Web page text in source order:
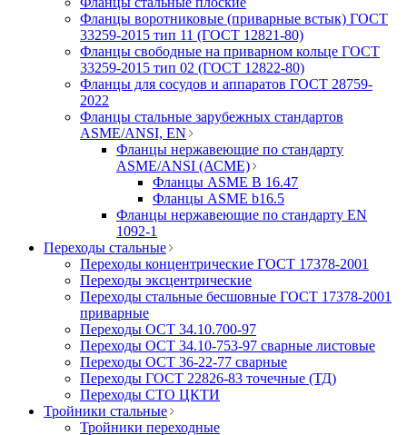
Фланцы воротниковые (приварные встык) ГОСТ
33259-2015 тип 11 (ГОСТ 12821-80)
Фланцы свободные на приварном кольце ГОСТ
33259-2015 тип 02 (ГОСТ 12822-80)
Фланцы для сосудов и аппаратов ГОСТ 28759-
2022
Фланцы стальные зарубежных стандартов
ASME/ANSI, EN
Фланцы нержавеющие по стандарту
ASME/ANSI (АСМЕ)
Фланцы ASME B 16.47
Фланцы ASME b16.5
Фланцы нержавеющие по стандарту EN
1092-1
Переходы стальные
Переходы концентрические ГОСТ 17378-2001
Переходы эксцентрические
Переходы стальные бесшовные ГОСТ 17378-2001
приварные
Переходы ОСТ 34.10.700-97
Переходы ОСТ 34.10-753-97 сварные листовые
Переходы ОСТ 36-22-77 сварные
Переходы ГОСТ 22826-83 точечные (ТД)
Переходы СТО ЦКТИ
Тройники стальные
Тройники переходные